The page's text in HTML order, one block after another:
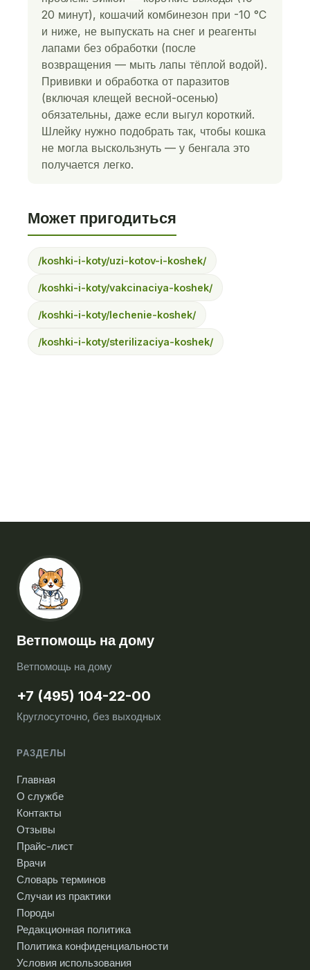
20 минут), кошачий комбинезон при -10 °C
и ниже, не выпускать на снег и реагенты
лапами без обработки (после
возвращения — мыть лапы тёплой водой).
Прививки и обработка от паразитов
(включая клещей весной-осенью)
обязательны, даже если выгул короткий.
Шлейку нужно подобрать так, чтобы кошка
не могла выскользнуть — у бенгала это
получается легко.
Может пригодиться
/koshki-i-koty/uzi-kotov-i-koshek/
/koshki-i-koty/vakcinaciya-koshek/
/koshki-i-koty/lechenie-koshek/
/koshki-i-koty/sterilizaciya-koshek/
Ветпомощь на дому
Ветпомощь на дому
+7 (495) 104-22-00
Круглосуточно, без выходных
РАЗДЕЛЫ
Главная
О службе
Контакты
Отзывы
Прайс-лист
Врачи
Словарь терминов
Случаи из практики
Породы
Редакционная политика
Политика конфиденциальности
Условия использования